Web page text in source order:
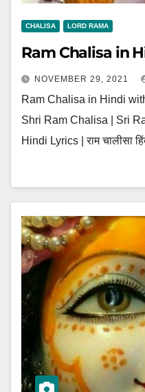
CHALISA LORD RAMA
Ram Chalisa in
NOVEMBER 29, 2021
Ram Chalisa in Hindi
Shri Ram Chalisa | Sri
Hindi Lyrics | राम चालीसा